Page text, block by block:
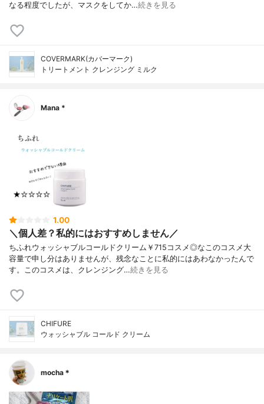
なる程度でしたが、マスクをしてか…続きを見る
COVERMARK(カバーマーク)
トリートメント クレンジング ミルク
Mana *
1.00
＼個人差？私的にはおすすめしません／
ちふれウォッシャブルコールドクリーム￥715コスメ◎なこのコスメ大
容量で申し分はありませんが、残念なことに私的にはあわなかったんで
す。このコスメは、クレンジング…続きを見る
CHIFURE
ウォッシャブル コールド クリーム
mocha＊